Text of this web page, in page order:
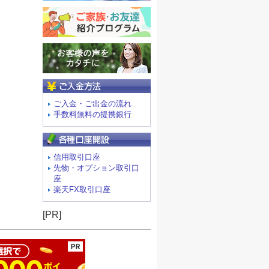
ご入金・ご出金の流れ
手数料無料の提携銀行
信用取引口座
先物・オプション取引口
座
楽天FX取引口座
[PR]